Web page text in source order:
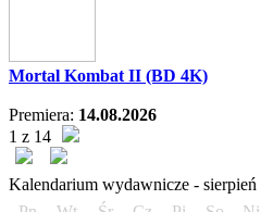
Mortal Kombat II (BD 4K)
Premiera: 14.08.2026
1 z 14
Kalendarium wydawnicze - sierpień